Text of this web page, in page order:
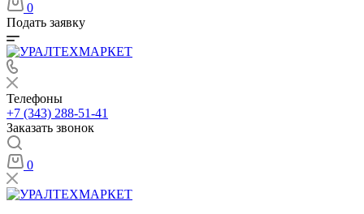
0
Подать заявку
Телефоны
+7 (343) 288-51-41
Заказать звонок
0